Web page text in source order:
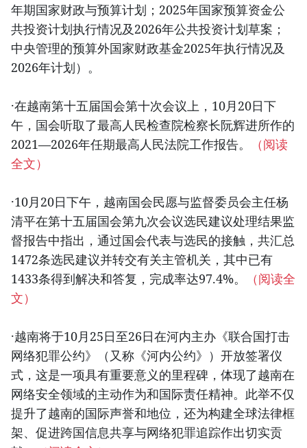
年期国家财政与预算计划；2025年国家预算资金公
共投资计划执行情况及2026年公共投资计划草案；
中央管理的预算外国家财政基金2025年执行情况及
2026年计划）。
·在越南第十五届国会第十次会议上，10月20日下
午，国会听取了最高人民检查院检察长阮辉进所作的
2021—2026年任期最高人民法院工作报告。
（阅读
全文）
·10月20日下午，越南国会民愿与监督委员会主任杨
清平在第十五届国会第九次会议选民建议处理结果监
督报告中指出，通过国会代表与选民的接触，共汇总
1472条选民建议并转交有关主管机关，其中已有
1433条得到解决和答复，完成率达97.4%。
（阅读全
文）
·越南将于10月25日至26日在河内主办《联合国打击
网络犯罪公约》（又称《河内公约》）开放签署仪
式，这是一项具有重要意义的里程碑，体现了越南在
网络安全领域的主动作为和国际责任精神。此举不仅
提升了越南的国际声誉和地位，还为构建全球法律框
架、促进跨国信息共享与网络犯罪追踪作出切实贡